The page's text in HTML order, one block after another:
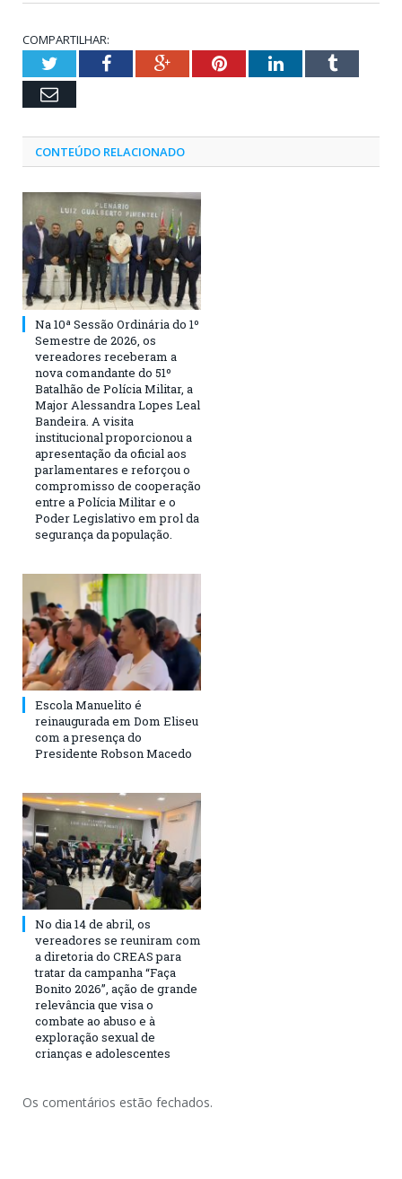
COMPARTILHAR:
TwitterFacebookGoogle+PinterestLinkedInTumblr
Email
CONTEÚDO RELACIONADO
Na 10ª Sessão Ordinária do 1º
Semestre de 2026, os
vereadores receberam a
nova comandante do 51º
Batalhão de Polícia Militar, a
Major Alessandra Lopes Leal
Bandeira. A visita
institucional proporcionou a
apresentação da oficial aos
parlamentares e reforçou o
compromisso de cooperação
entre a Polícia Militar e o
Poder Legislativo em prol da
segurança da população.
Escola Manuelito é
reinaugurada em Dom Eliseu
com a presença do
Presidente Robson Macedo
No dia 14 de abril, os
vereadores se reuniram com
a diretoria do CREAS para
tratar da campanha “Faça
Bonito 2026”, ação de grande
relevância que visa o
combate ao abuso e à
exploração sexual de
crianças e adolescentes
Os comentários estão fechados.